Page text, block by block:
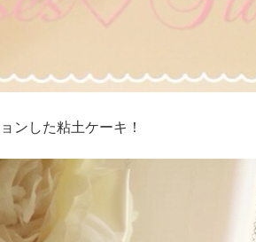
ンした粘土ケーキ！